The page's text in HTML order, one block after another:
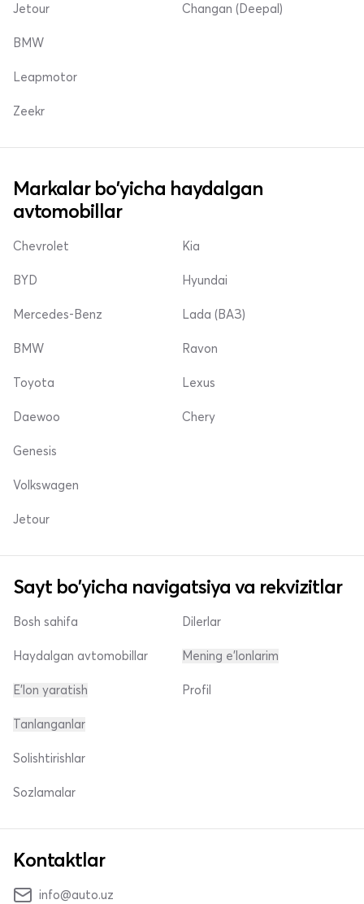
Jetour Changan (Deepal)
BMW
Leapmotor
Zeekr
Markalar bo'yicha haydalgan
avtomobillar
Chevrolet
BYD
Mercedes-Benz
Kia
Hyundai
Lada (ВАЗ)
BMW
Toyota
Daewoo
Ravon
Lexus
Chery
Genesis
Volkswagen
Jetour
Sayt bo'yicha navigatsiya va rekvizitlar
Bosh sahifa
Haydalgan avtomobillar
E'lon yaratish
Dilerlar
Mening e'lonlarim
Profil
Tanlanganlar
Solishtirishlar
Sozlamalar
Kontaktlar
info@auto.uz